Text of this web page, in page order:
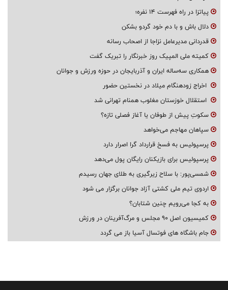
پیاتزا در راه فهرست ۱۴ نفره؛
دلال باش و با دم خود گردو بشکن
قدردانی مدیرعامل نزاجا از اصحاب رسانه
کمیته ملی المپیک روز خبرنگار را تبریک گفت
همکاری سه‌ساله ایران و آذربایجان در حوزه ورزش و جوانان
اخراج زودهنگام میلاد در نخستین حضور
استقلال خوزستان مغلوب همنام تهرانی شد
سکوتِ پیش از طوفان یا آغاز فصلی تازه؟
سپاهان مهاجم می‌خواهد
پرسپولیس به فسخ قرارداد گرا اصرار دارد
پرسپولیس برای بازیکنان رایگان پول می‌دهد
شمسی‌پور: با سلاح زیرگیری به طلای جهان رسیدم
اردوی تیم ملی کشتی آزاد جوانان برگزار می شود
به کجا می‌رویم چنین شتابان؟
کمیسیون اصل ۹۰ مجلس و مرگ‌آفرینان در ورزش
جام باشگاه های فوتسال آسیا باز می گردد